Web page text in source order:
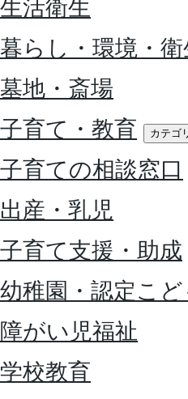
生活衛生
暮らし・環境・衛
墓地・斎場
子育て・教育
カテゴ
子育ての相談窓口
出産・乳児
子育て支援・助成
幼稚園・認定こ
障がい児福祉
学校教育